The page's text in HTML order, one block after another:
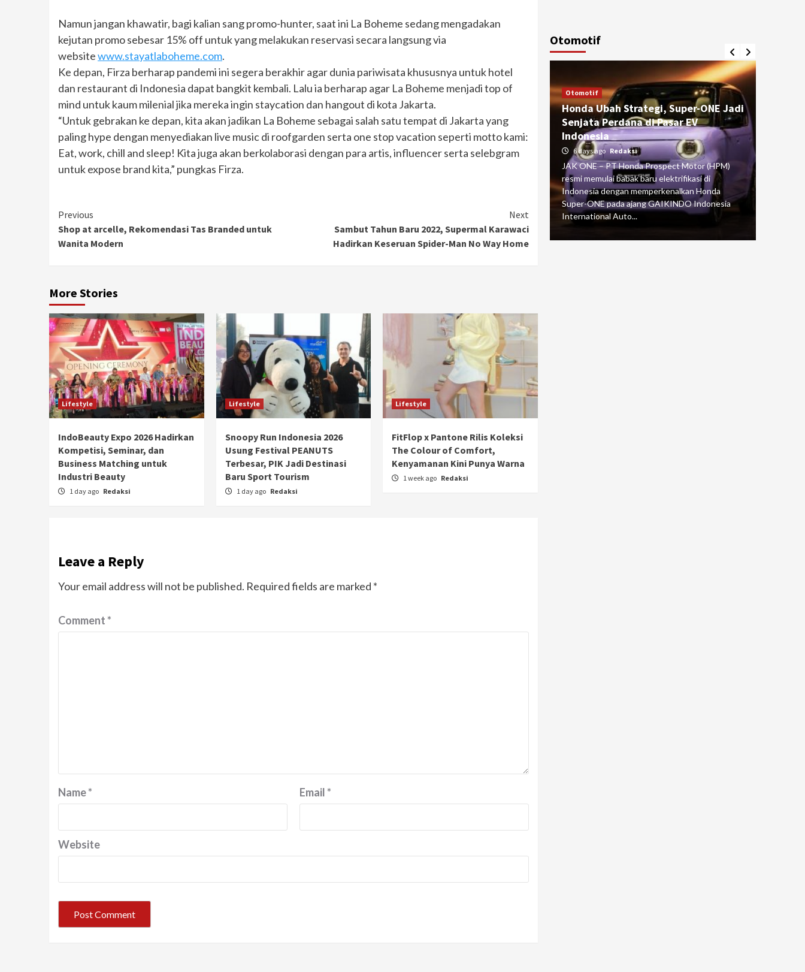
Namun jangan khawatir, bagi kalian sang promo-hunter, saat ini La Boheme sedang mengadakan
kejutan promo sebesar 15% off untuk yang melakukan reservasi secara langsung via
websitewww.stayatlaboheme.com.
Ke depan, Firza berharap pandemi ini segera berakhir agar dunia pariwisata khususnya untuk hotel
dan restaurant di Indonesia dapat bangkit kembali. Lalu ia berharap agar La Boheme menjadi top of
mind untuk kaum milenial jika mereka ingin staycation dan hangout di kota Jakarta.
“Untuk gebrakan ke depan, kita akan jadikan La Boheme sebagai salah satu tempat di Jakarta yang
paling hype dengan menyediakan live music di roofgarden serta one stop vacation seperti motto kami:
Eat, work, chill and sleep! Kita juga akan berkolaborasi dengan para artis, influencer serta selebgram
untuk expose brand kita,” pungkas Firza.
Continue
Reading
Previous
Shop at arcelle, Rekomendasi Tas Branded untuk
Wanita Modern
Next
Sambut Tahun Baru 2022, Supermal Karawaci
Hadirkan Keseruan Spider-Man No Way Home
More Stories
Lifestyle
IndoBeauty Expo 2026 Hadirkan
Kompetisi, Seminar, dan
Business Matching untuk
Industri Beauty
1 day ago Redaksi
Lifestyle
Snoopy Run Indonesia 2026
Usung Festival PEANUTS
Terbesar, PIK Jadi Destinasi
Baru Sport Tourism
1 day ago Redaksi
Lifestyle
FitFlop x Pantone Rilis Koleksi
The Colour of Comfort,
Kenyamanan Kini Punya Warna
1 week ago Redaksi
Leave a Reply
Your email address will not be published. Required fields are marked *
Comment*
Name* Email*
Website
Otomotif
Otomotif
Ducati Collezione 100 Debut di
Mugello, Usung 10 Desain Bersejarah
2 months ago Redaksi
Otomotif
Honda Ubah Strategi, Super-ONE Jadi
Senjata Perdana di Pasar EV
Indonesia
6 days ago Redaksi
JAK ONE – PT Honda Prospect Motor (HPM)
resmi memulai babak baru elektrifikasi di
Indonesia dengan memperkenalkan Honda
Super-ONE pada ajang GAIKINDO Indonesia
International Auto...